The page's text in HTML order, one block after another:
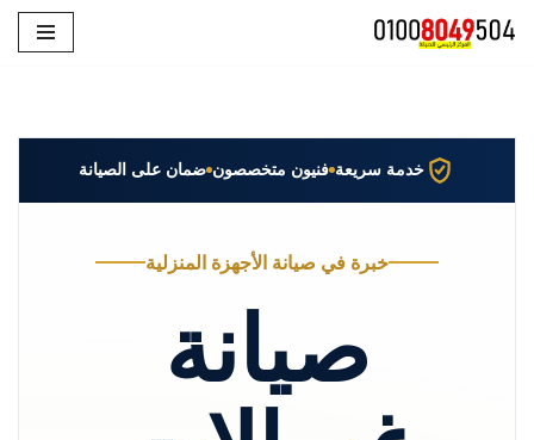
خدمة سريعة فنيون متخصصون ضمان على الصيانة
خبرة في صيانة الأجهزة المنزلية
صيانة